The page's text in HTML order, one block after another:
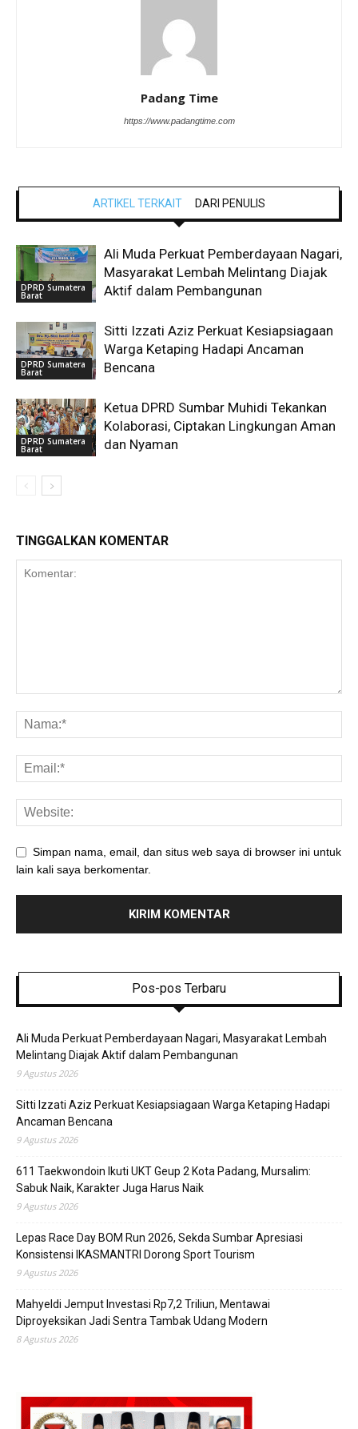
Padang Time
https://www.padangtime.com
ARTIKEL TERKAIT DARI PENULIS
DPRD Sumatera
Barat
Ali Muda Perkuat Pemberdayaan Nagari,
Masyarakat Lembah Melintang Diajak
Aktif dalam Pembangunan
DPRD Sumatera
Barat
Sitti Izzati Aziz Perkuat Kesiapsiagaan
Warga Ketaping Hadapi Ancaman
Bencana
DPRD Sumatera
Barat
Ketua DPRD Sumbar Muhidi Tekankan
Kolaborasi, Ciptakan Lingkungan Aman
dan Nyaman
TINGGALKAN KOMENTAR
Simpan nama, email, dan situs web saya di browser ini untuk
lain kali saya berkomentar.
Pos-pos Terbaru
Ali Muda Perkuat Pemberdayaan Nagari, Masyarakat Lembah
Melintang Diajak Aktif dalam Pembangunan
9 Agustus 2026
Sitti Izzati Aziz Perkuat Kesiapsiagaan Warga Ketaping Hadapi
Ancaman Bencana
9 Agustus 2026
611 Taekwondoin Ikuti UKT Geup 2 Kota Padang, Mursalim:
Sabuk Naik, Karakter Juga Harus Naik
9 Agustus 2026
Lepas Race Day BOM Run 2026, Sekda Sumbar Apresiasi
Konsistensi IKASMANTRI Dorong Sport Tourism
9 Agustus 2026
Mahyeldi Jemput Investasi Rp7,2 Triliun, Mentawai
Diproyeksikan Jadi Sentra Tambak Udang Modern
8 Agustus 2026